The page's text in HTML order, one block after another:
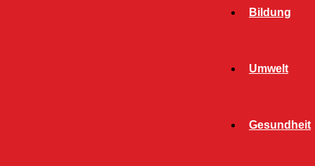
Bildung
Umwelt
Gesundheit